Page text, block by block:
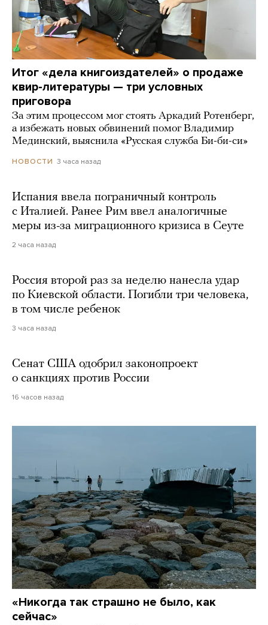
Итог «дела книгоиздателей» о продаже
квир-литературы — три условных
приговора
За этим процессом мог стоять Аркадий Ротенберг,
а избежать новых обвинений помог Владимир
Мединский, выяснила «Русская служба Би-би-си»
НОВОСТИ 3 часа назад
Испания ввела пограничный контроль
с Италией. Ранее Рим ввел аналогичные
меры из-за миграционного кризиса в Сеуте
2 часа назад
Россия второй раз за неделю нанесла удар
по Киевской области. Погибли три человека,
в том числе ребенок
3 часа назад
Сенат США одобрил законопроект
о санкциях против России
16 часов назад
«Никогда так страшно не было, как
сейчас»